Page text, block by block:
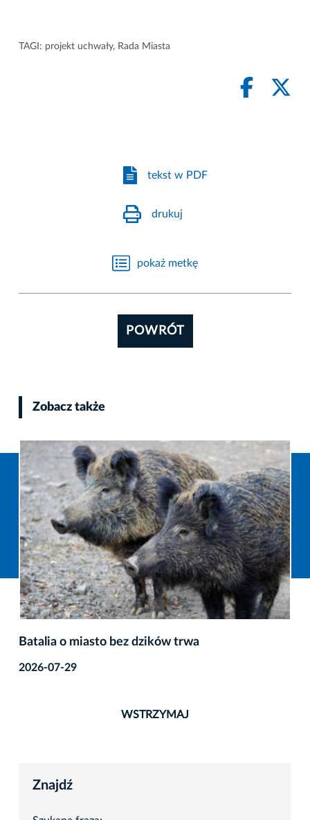
TAGI: projekt uchwały, Rada Miasta
tekst w PDF
drukuj
pokaż metkę
POWRÓT
Zobacz także
Batalia o miasto bez dzików trwa
2026-07-29
WSTRZYMAJ
Znajdź